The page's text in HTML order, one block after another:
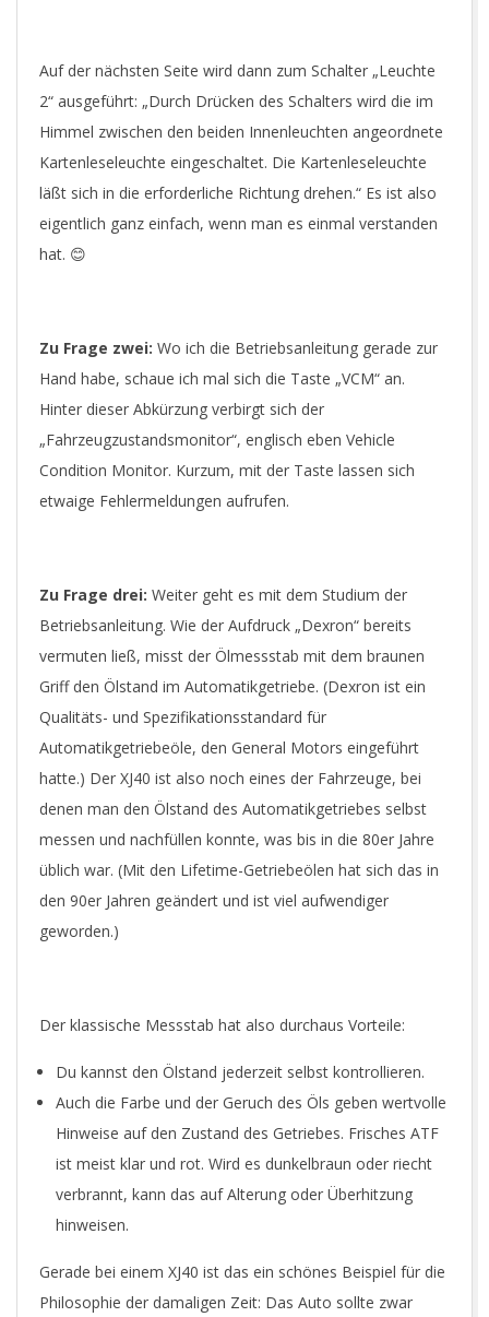
Auf der nächsten Seite wird dann zum Schalter „Leuchte
2“ ausgeführt: „Durch Drücken des Schalters wird die im
Himmel zwischen den beiden Innenleuchten angeordnete
Kartenleseleuchte eingeschaltet. Die Kartenleseleuchte
läßt sich in die erforderliche Richtung drehen.“ Es ist also
eigentlich ganz einfach, wenn man es einmal verstanden
hat. 😊
Zu Frage zwei: Wo ich die Betriebsanleitung gerade zur
Hand habe, schaue ich mal sich die Taste „VCM“ an.
Hinter dieser Abkürzung verbirgt sich der
„Fahrzeugzustandsmonitor“, englisch eben Vehicle
Condition Monitor. Kurzum, mit der Taste lassen sich
etwaige Fehlermeldungen aufrufen.
Zu Frage drei: Weiter geht es mit dem Studium der
Betriebsanleitung. Wie der Aufdruck „Dexron“ bereits
vermuten ließ, misst der Ölmessstab mit dem braunen
Griff den Ölstand im Automatikgetriebe. (Dexron ist ein
Qualitäts- und Spezifikationsstandard für
Automatikgetriebeöle, den General Motors eingeführt
hatte.) Der XJ40 ist also noch eines der Fahrzeuge, bei
denen man den Ölstand des Automatikgetriebes selbst
messen und nachfüllen konnte, was bis in die 80er Jahre
üblich war. (Mit den Lifetime-Getriebeölen hat sich das in
den 90er Jahren geändert und ist viel aufwendiger
geworden.)
Der klassische Messstab hat also durchaus Vorteile:
Du kannst den Ölstand jederzeit selbst kontrollieren.
Auch die Farbe und der Geruch des Öls geben wertvolle
Hinweise auf den Zustand des Getriebes. Frisches ATF
ist meist klar und rot. Wird es dunkelbraun oder riecht
verbrannt, kann das auf Alterung oder Überhitzung
hinweisen.
Gerade bei einem XJ40 ist das ein schönes Beispiel für die
Philosophie der damaligen Zeit: Das Auto sollte zwar